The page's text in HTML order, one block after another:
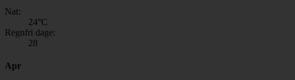
Nat:
24°C
Regnfri dage:
28
Apr